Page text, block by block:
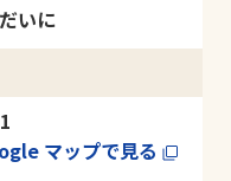
いに
マップで見る